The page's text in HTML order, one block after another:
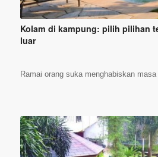
Kolam di kampung: pilih pilihan
luar
Ramai orang suka menghabiskan